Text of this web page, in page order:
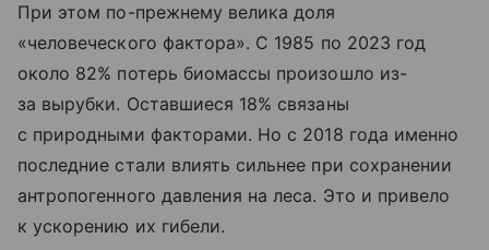
При этом по-прежнему велика доля
«человеческого фактора». С 1985 по 2023 год
около 82% потерь биомассы произошло из-
за вырубки. Оставшиеся 18% связаны
с природными факторами. Но с 2018 года именно
последние стали влиять сильнее при сохранении
антропогенного давления на леса. Это и привело
к ускорению их гибели.